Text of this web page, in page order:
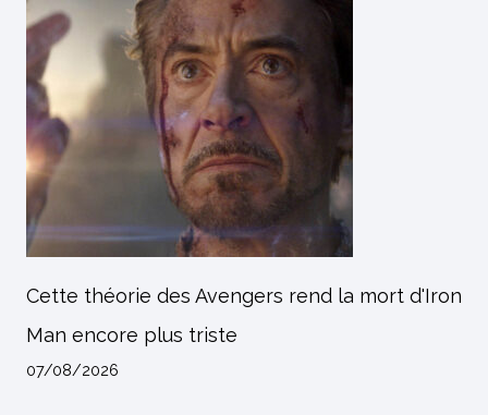
Cette théorie des Avengers rend la mort d'Iron
Man encore plus triste
07/08/2026